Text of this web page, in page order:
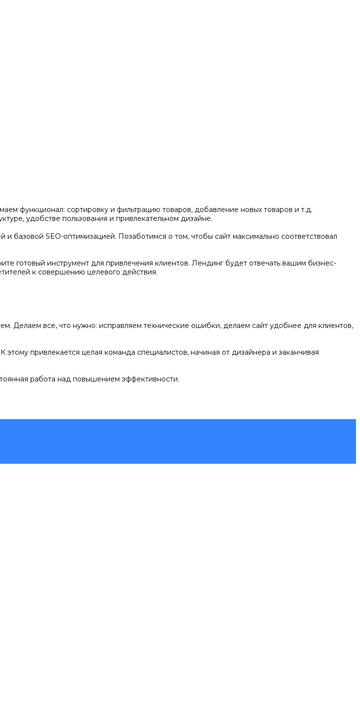
функционал: сортировку и фильтрацию товаров, добавление новых товаров и т.д.
удобстве пользования и привлекательном дизайне.
базовой SEO-оптимизацией. Позаботимся о том, чтобы сайт максимально соответствовал
готовый инструмент для привлечения клиентов. Лендинг будет отвечать вашим бизнес-
к совершению целевого действия.
Делаем все, что нужно: исправляем технические ошибки, делаем сайт удобнее для клиентов,
привлекается целая команда специалистов, начиная от дизайнера и заканчивая
работа над повышением эффективности.